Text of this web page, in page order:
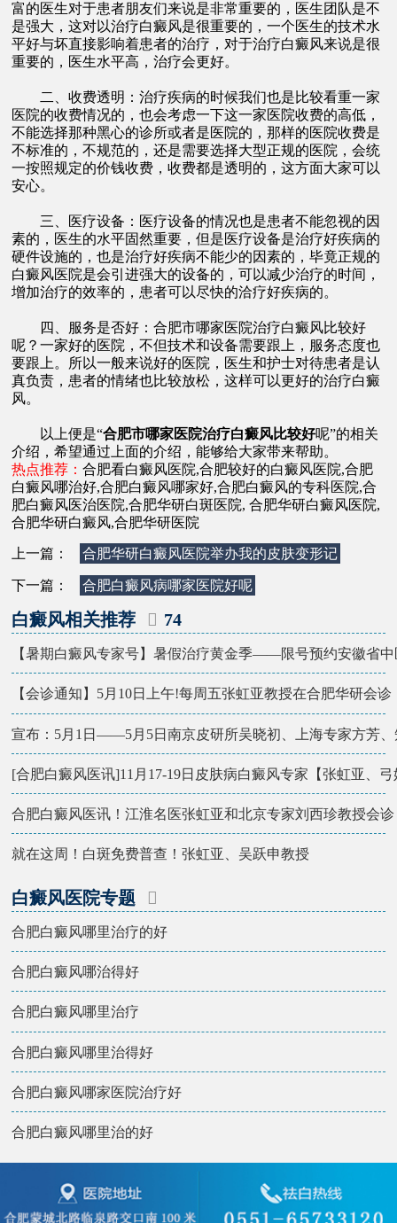
富的医生对于患者朋友们来说是非常重要的，医生团队是不
是强大，这对以治疗白癜风是很重要的，一个医生的技术水
平好与坏直接影响着患者的治疗，对于治疗白癜风来说是很
重要的，医生水平高，治疗会更好。
二、收费透明：治疗疾病的时候我们也是比较看重一家
医院的收费情况的，也会考虑一下这一家医院收费的高低，
不能选择那种黑心的诊所或者是医院的，那样的医院收费是
不标准的，不规范的，还是需要选择大型正规的医院，会统
一按照规定的价钱收费，收费都是透明的，这方面大家可以
安心。
三、医疗设备：医疗设备的情况也是患者不能忽视的因
素的，医生的水平固然重要，但是医疗设备是治疗好疾病的
硬件设施的，也是治疗好疾病不能少的因素的，毕竟正规的
白癜风医院是会引进强大的设备的，可以减少治疗的时间，
增加治疗的效率的，患者可以尽快的洽疗好疾病的。
四、服务是否好：合肥市哪家医院治疗白癜风比较好
呢？一家好的医院，不但技术和设备需要跟上，服务态度也
要跟上。所以一般来说好的医院，医生和护士对待患者是认
真负责，患者的情绪也比较放松，这样可以更好的治疗白癜
风。
以上便是“合肥市哪家医院治疗白癜风比较好呢”的相关
介绍，希望通过上面的介绍，能够给大家带来帮助。
热点推荐： 合肥看白癜风医院,合肥较好的白癜风医院,合肥
白癜风哪治好,合肥白癜风哪家好,合肥白癜风的专科医院,合
肥白癜风医治医院,合肥华研白斑医院, 合肥华研白癜风医院,
合肥华研白癜风,合肥华研医院
上一篇： 合肥华研白癜风医院举办我的皮肤变形记
下一篇： 合肥白癜风病哪家医院好呢
白癜风相关推荐 74
【暑期白癜风专家号】暑假治疗黄金季——限号预约安徽省中
【会诊通知】5月10日上午!每周五张虹亚教授在合肥华研会诊
宣布：5月1日——5月5日南京皮研所吴晓初、上海专家方芳、
[合肥白癜风医讯]11月17-19日皮肤病白癜风专家【张虹亚、弓
合肥白癜风医讯！江淮名医张虹亚和北京专家刘西珍教授会诊
就在这周！白斑免费普查！张虹亚、吴跃申教授
白癜风医院专题
合肥白癜风哪里治疗的好
合肥白癜风哪治得好
合肥白癜风哪里治疗
合肥白癜风哪里治得好
合肥白癜风哪家医院治疗好
合肥白癜风哪里治的好